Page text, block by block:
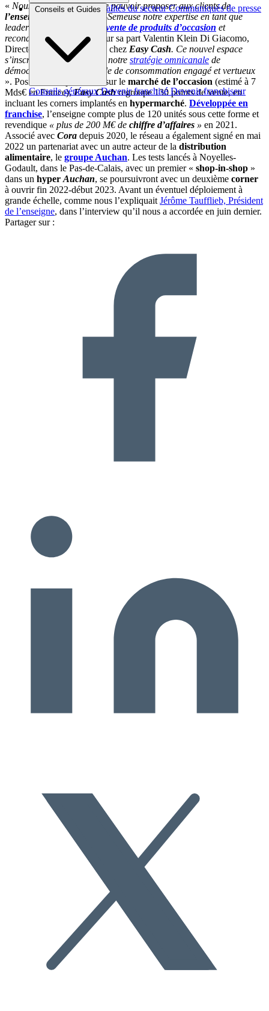
Brèves et actus Actualités du secteur Communiqués de presse
Conseils et Guides
Conseils généraux Devenir franchisé Devenir franchiseur
« Nous sommes heureux de pouvoir proposer aux clients de
l’enseigne Cora
de Villers-Semeuse notre expertise en tant que
leader français de
l’achat-vente de produits d’occasion et
reconditionné,
explique pour sa part Valentin Klein Di Giacomo,
Directeur SI & Partenariats chez Easy Cash. Ce nouvel espace
s’inscrit parfaitement dans notre stratégie omnicanale de
démocratisation de ce mode de consommation engagé et vertueux
». Positionné depuis 2001 sur le marché de l’occasion (estimé à 7
Mds€ en France),Easy Cashregroupe 130 points de vente, en
incluant les corners implantés en hypermarché. Développée en
franchise, l’enseigne compte plus de 120 unités sous cette forme et
revendique « plus de 200 M€ de chiffre d’affaires » en 2021.
Associé avec Cora depuis 2020 le réseau a également signé en mai
2022 un partenariat avec un autre acteur de la distribution
alimentaire, le groupe Auchan. Les tests lancés à Noyelles-
Godault, dans le Pas-de-Calais, avec un premier « shop-in-shop »
dans un hyper Auchan, se poursuivront avec un deuxième corner
à ouvrir fin 2022-début 2023. Avant un éventuel déploiement à
grande échelle, comme nous l’expliquait Jérôme Taufflieb, Président
de l’enseigne, dans l’interview qu’il nous a accordée en juin dernier.
Partager sur :